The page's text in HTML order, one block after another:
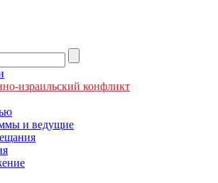
израильский конфликт
и ведущие